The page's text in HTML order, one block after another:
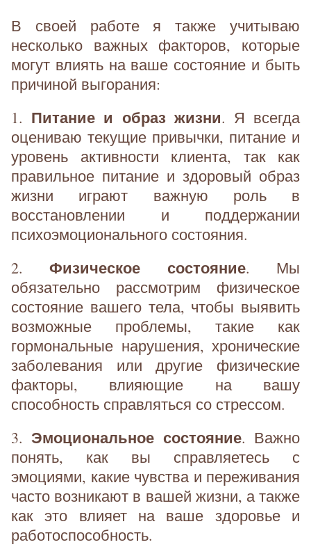
В своей работе я также учитываю
несколько важных факторов, которые
могут влиять на ваше состояние и быть
причиной выгорания:
1. Питание и образ жизни. Я всегда
оцениваю текущие привычки, питание и
уровень активности клиента, так как
правильное питание и здоровый образ
жизни играют важную роль в
восстановлении и поддержании
психоэмоционального состояния.
2.Физическое состояние. Мы
обязательно рассмотрим физическое
состояние вашего тела, чтобы выявить
возможные проблемы, такие как
гормональные нарушения, хронические
заболевания или другие физические
факторы, влияющие на вашу
способность справляться со стрессом.
3.Эмоциональное состояние. Важно
понять, как вы справляетесь с
эмоциями, какие чувства и переживания
часто возникают в вашей жизни, а также
как это влияет на ваше здоровье и
работоспособность.